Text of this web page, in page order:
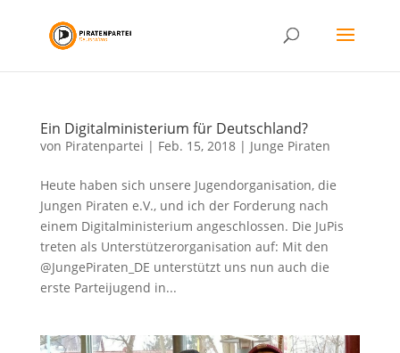
Ein Digitalministerium für Deutschland?
von Piratenpartei | Feb. 15, 2018| Junge Piraten
Heute haben sich unsere Jugendorganisation, die
Jungen Piraten e.V., und ich der Forderung nach
einem Digitalministerium angeschlossen. Die JuPis
treten als Unterstützerorganisation auf: Mit den
@JungePiraten_DE unterstützt uns nun auch die
erste Parteijugend in...